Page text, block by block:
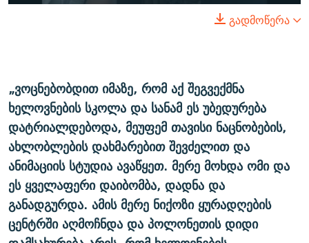
გადმოწერა
„ვოცნებობდით იმაზე, რომ აქ შეგვექმნა
ხელოვნების სკოლა და სანამ ეს უბედურება
დატრიალდებოდა, მეუფემ თავისი ნაცნობების,
ახლობლების დახმარებით შევძელით და
ანიმაციის სტუდია ავაწყეთ. მერე მოხდა ომი და
ეს ყველაფერი დაიბომბა, დადნა და
განადგურდა. ამის მერე ნიქოზი ყურადღების
ცენტრში აღმოჩნდა და პოლონეთის დიდი